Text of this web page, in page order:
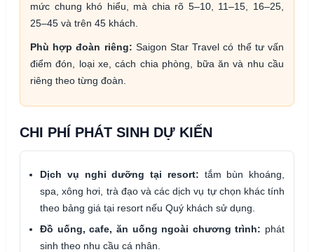
mức chung khó hiểu, mà chia rõ 5–10, 11–15, 16–25,
25–45 và trên 45 khách.
Phù hợp đoàn riêng: Saigon Star Travel có thể tư vấn
điểm đón, loại xe, cách chia phòng, bữa ăn và nhu cầu
riêng theo từng đoàn.
CHI PHÍ PHÁT SINH DỰ KIẾN
Dịch vụ nghỉ dưỡng tại resort: tắm bùn khoáng,
spa, xông hơi, trà đạo và các dịch vụ tự chọn khác tính
theo bảng giá tại resort nếu Quý khách sử dụng.
Đồ uống, cafe, ăn uống ngoài chương trình: phát
sinh theo nhu cầu cá nhân.